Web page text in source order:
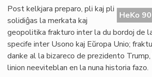
HeKo
Post kelkjara preparo, pli kaj pli
solidiĝas la merkata kaj
geopolitika frakturo inter la du bordoj de
specife inter Usono kaj Eŭropa Unio;
danke al la bizareco de prezidento
linion neeviteblan en la nuna historia fazo.